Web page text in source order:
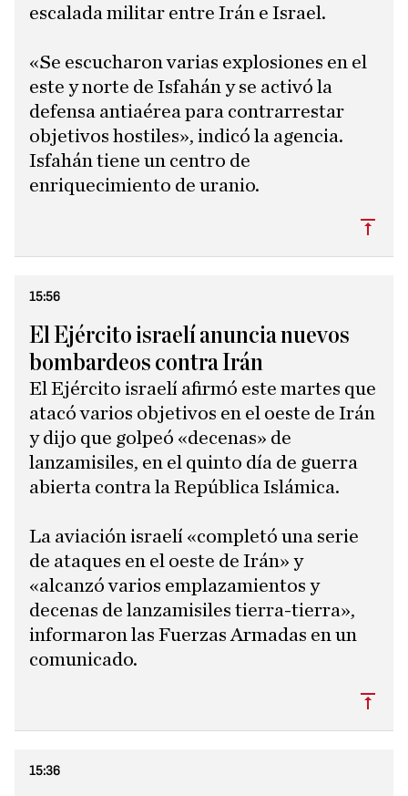
escalada militar entre Irán e Israel.
«Se escucharon varias explosiones en el
este y norte de Isfahán y se activó la
defensa antiaérea para contrarrestar
objetivos hostiles», indicó la agencia.
Isfahán tiene un centro de
enriquecimiento de uranio.
15:56
El Ejército israelí anuncia nuevos
bombardeos contra Irán
El Ejército israelí afirmó este martes que
atacó varios objetivos en el oeste de Irán
y dijo que golpeó «decenas» de
lanzamisiles, en el quinto día de guerra
abierta contra la República Islámica.
La aviación israelí «completó una serie
de ataques en el oeste de Irán» y
«alcanzó varios emplazamientos y
decenas de lanzamisiles tierra-tierra»,
informaron las Fuerzas Armadas en un
comunicado.
15:36